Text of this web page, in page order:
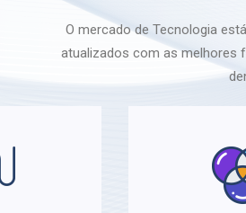
O mercado de Tecnologia
atualizados com as melhores